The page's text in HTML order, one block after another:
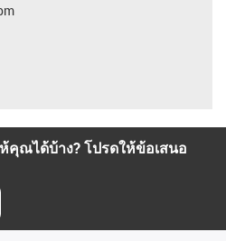
คุณได้บ้าง? โปรดให้ข้อเสนอ